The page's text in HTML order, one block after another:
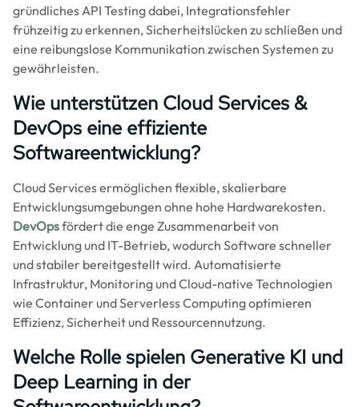
gründliches API Testing dabei, Integrationsfehler
frühzeitig zu erkennen, Sicherheitslücken zu schließen und
eine reibungslose Kommunikation zwischen Systemen zu
gewährleisten.
Wie unterstützen Cloud Services &
DevOps eine effiziente
Softwareentwicklung?
Cloud Services ermöglichen flexible, skalierbare
Entwicklungsumgebungen ohne hohe Hardwarekosten.
DevOpsfördert die enge Zusammenarbeit von
Entwicklung und IT-Betrieb, wodurch Software schneller
und stabiler bereitgestellt wird. Automatisierte
Infrastruktur, Monitoring und Cloud-native Technologien
wie Container und Serverless Computing optimieren
Effizienz, Sicherheit und Ressourcennutzung.
Welche Rolle spielen Generative KI und
Deep Learning in der